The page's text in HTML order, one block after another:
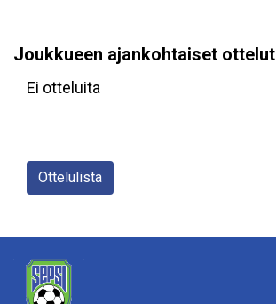
Joukkueen ajankohtaiset ottelut
Ei otteluita
Ottelulista